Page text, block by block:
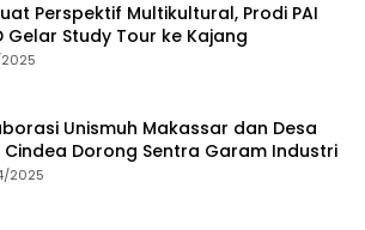
Perspektif Multikultural, Prodi PAI
Gelar Study Tour ke Kajang
Unismuh Makassar dan Desa
Cindea Dorong Sentra Garam Industri
2025